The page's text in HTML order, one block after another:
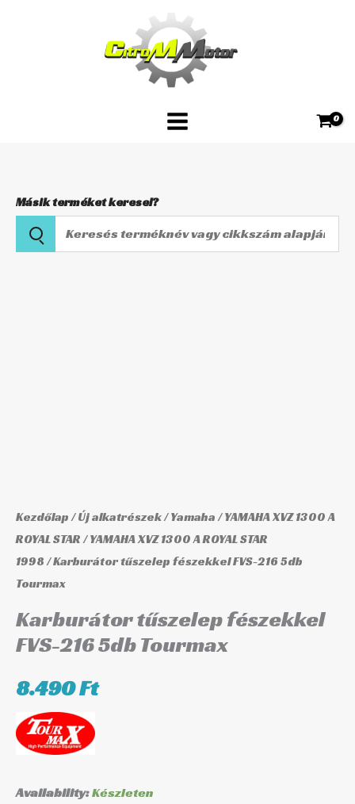
Másik terméket keresel?
Keresés
terméknév
Kezdőlap/Új alkatrészek/Yamaha/YAMAHA XVZ 1300 A
ROYAL STAR/YAMAHA XVZ 1300 A ROYAL STAR
1998/ Karburátor tűszelep fészekkel FVS-216 5db
Tourmax
Karburátor tűszelep fészekkel
FVS-216 5db Tourmax
8.490Ft
Availability:Készleten